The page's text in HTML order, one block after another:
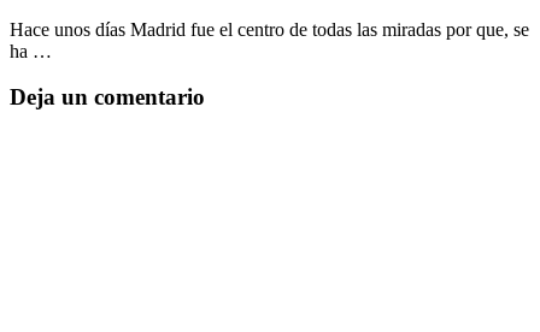
Hace unos días Madrid fue el centro de todas las miradas por que, se
ha …
Deja un comentario